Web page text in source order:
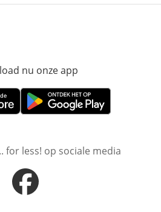
nu onze app
venster
Opent in nieuw venster
for less! op sociale media
Opent in nieuw venster